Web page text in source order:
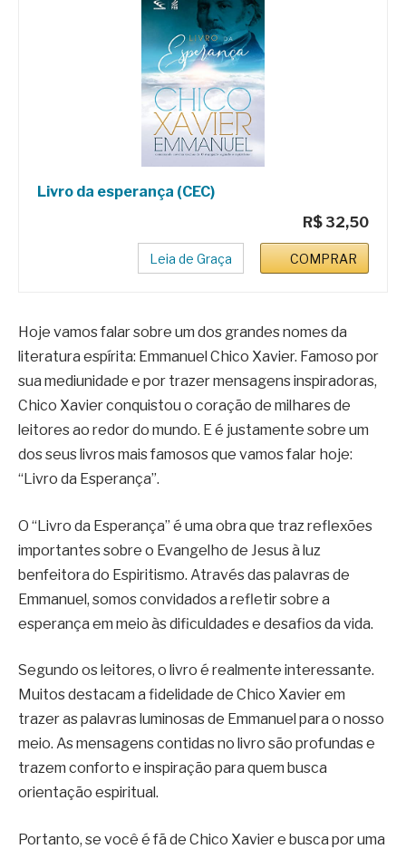
Livro da esperança (CEC)
R$ 32,50
Leia de Graça COMPRAR
Hoje vamos falar sobre um dos grandes nomes da
literatura espírita: Emmanuel Chico Xavier. Famoso por
sua mediunidade e por trazer mensagens inspiradoras,
Chico Xavier conquistou o coração de milhares de
leitores ao redor do mundo. E é justamente sobre um
dos seus livros mais famosos que vamos falar hoje:
“Livro da Esperança”.
O “Livro da Esperança” é uma obra que traz reflexões
importantes sobre o Evangelho de Jesus à luz
benfeitora do Espiritismo. Através das palavras de
Emmanuel, somos convidados a refletir sobre a
esperança em meio às dificuldades e desafios da vida.
Segundo os leitores, o livro é realmente interessante.
Muitos destacam a fidelidade de Chico Xavier em
trazer as palavras luminosas de Emmanuel para o nosso
meio. As mensagens contidas no livro são profundas e
trazem conforto e inspiração para quem busca
orientação espiritual.
Portanto, se você é fã de Chico Xavier e busca por uma